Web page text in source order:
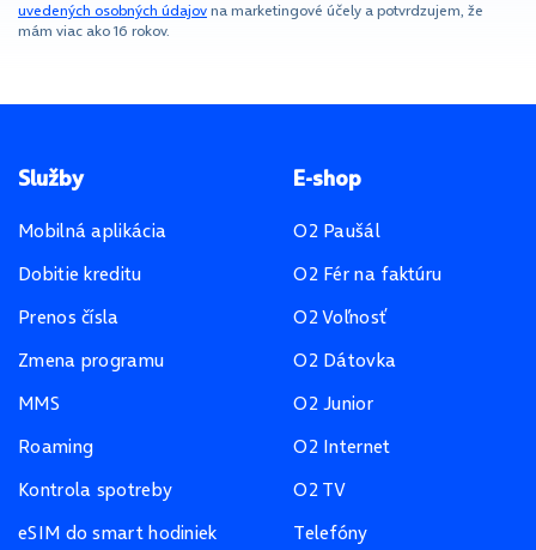
uvedených osobných údajovna marketingové účely a potvrdzujem, že
mám viac ako 16 rokov.
Pätička stránky
Služby
Mobilná aplikácia
Dobitie kreditu
Prenos čísla
Zmena programu
MMS
Roaming
Kontrola spotreby
eSIM do smart hodiniek
E-shop
O2 Paušál
O2 Fér na faktúru
O2 Voľnosť
O2 Dátovka
O2 Junior
O2 Internet
O2 TV
Telefóny